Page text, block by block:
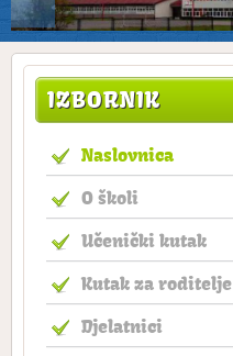
IZBORNIK
Naslovnica
O školi
Učenički kutak
Kutak za roditelje
Djelatnici